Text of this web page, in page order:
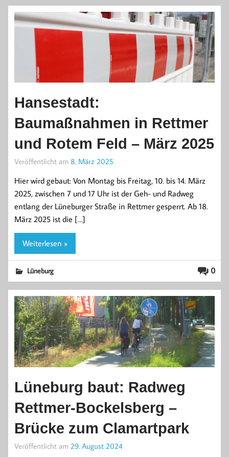
Hansestadt:
Baumaßnahmen in Rettmer
und Rotem Feld – März 2025
Veröffentlicht am 8. März 2025
Hier wird gebaut: Von Montag bis Freitag, 10. bis 14. März
2025, zwischen 7 und 17 Uhr ist der Geh- und Radweg
entlang der Lüneburger Straße in Rettmer gesperrt. Ab 18.
März 2025 ist die […]
Weiterlesen »
0
Lüneburg
Lüneburg baut: Radweg
Rettmer-Bockelsberg –
Brücke zum Clamartpark
Veröffentlicht am 29. August 2024